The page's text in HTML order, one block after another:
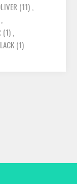
(11) ,
,
(1) ,
(1)